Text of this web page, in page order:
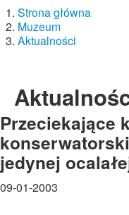
Strona główna
Muzeum
Aktualności
Przeciekające
jedynej
09-01-2003